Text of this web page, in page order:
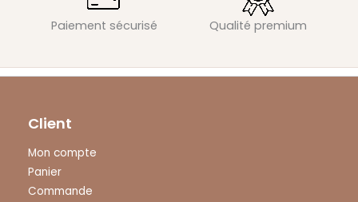
Paiement sécurisé Qualité premium
Client
Mon compte
Panier
Commande